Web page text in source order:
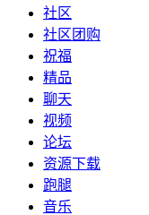
社区
社区团购
祝福
精品
聊天
视频
论坛
资源下载
跑腿
音乐